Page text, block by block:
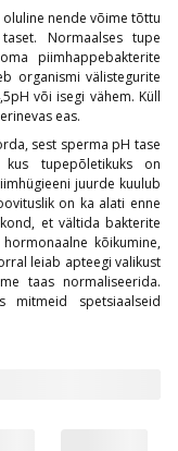
nende võime tõttu
Normaalses tupe
piimhappebakterite
organismi välistegurite
või isegi vähem. Küll
eas.
sest sperma pH tase
tupepõletikuks on
juurde kuulub
on ka alati enne
et vältida bakterite
kõikumine,
leiab apteegi valikust
taas normaliseerida.
mitmeid spetsiaalseid